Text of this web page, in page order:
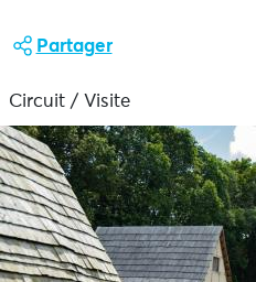
Partager
Circuit / Visite